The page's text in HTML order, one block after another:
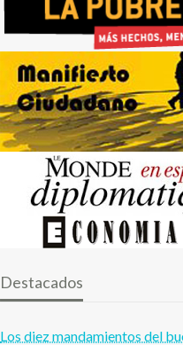
Destacados
Los diez mandamientos del